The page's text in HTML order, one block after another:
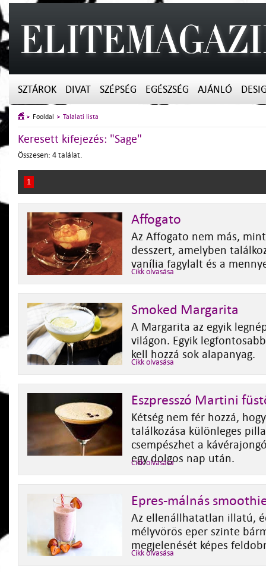
SZTÁROK DIVAT SZÉPSÉG EGÉSZSÉG AJÁNLÓ
Főoldal Találati lista
Keresett kifejezés: "Sage"
Összesen: 4 találat.
1
Affogato
Az Affogato nem más,
desszert, amelyben
vanília fagylalt és a
Cikk olvasása
Smoked Margarita
A Margarita az egyik
világon. Egyik
kell hozzá sok alapanyag.
Cikk olvasása
Eszpresszó Martini
Kétség nem fér hozzá,
találkozása különleges
csempészhet a
egy dolgos nap után.
Cikk olvasása
Epres-málnás
Az ellenállhatatlan illatú,
mélyvörös eper szinte
megjelenését képes
Cikk olvasása